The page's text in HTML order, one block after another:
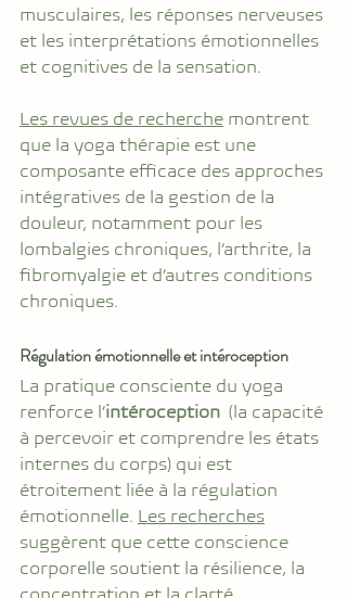
musculaires, les réponses nerveuses
et les interprétations émotionnelles
et cognitives de la sensation.
Les revues de recherche montrent
que la yoga thérapie est une
composante efficace des approches
intégratives de la gestion de la
douleur, notamment pour les
lombalgies chroniques, l’arthrite, la
fibromyalgie et d’autres conditions
chroniques.
Régulation émotionnelle et intéroception
La pratique consciente du yoga
renforce l’intéroception (la capacité
à percevoir et comprendre les états
internes du corps) qui est
étroitement liée à la régulation
émotionnelle. Les recherches
suggèrent que cette conscience
corporelle soutient la résilience, la
concentration et la clarté